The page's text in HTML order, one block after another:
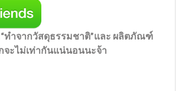
ทำจากวัสดุธรรมชาติ”และ ผลิตภัณฑ์
จะไม่เท่ากันแน่นอนนะจ้า